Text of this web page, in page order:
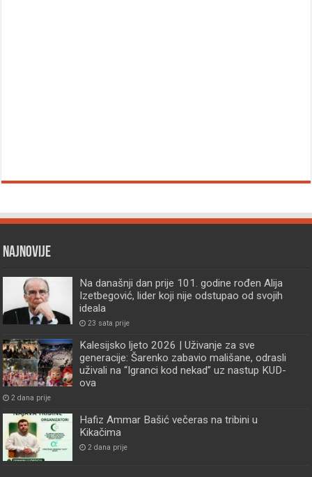
Najnovije
Na današnji dan prije 101. godine rođen Alija
Izetbegović, lider koji nije odstupao od svojih
ideala
23 sata prije
Kalesijsko ljeto 2026 | Uživanje za sve
generacije: Šarenko zabavio mališane, odrasli
uživali na “Igranci kod nekad” uz nastup KUD-
ova
2 dana prije
Hafiz Ammar Bašić večeras na tribini u
Kikačima
2 dana prije